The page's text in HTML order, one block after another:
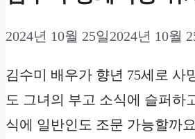
2024년 10월 25일2024년 10월
김수미 배우가 향년 75세로 사
도 그녀의 부고 소식에 슬퍼하
식에 일반인도 조문 가능할까